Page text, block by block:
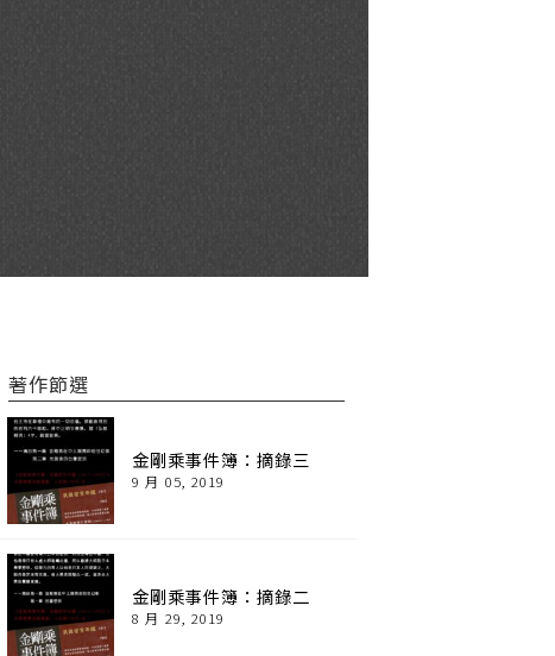
著作節選
金剛乘事件簿：摘錄三
9 月 05, 2019
金剛乘事件簿：摘錄二
8 月 29, 2019